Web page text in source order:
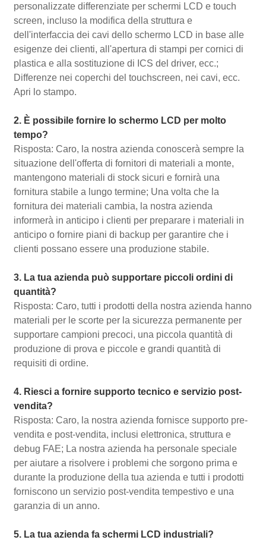
personalizzate differenziate per schermi LCD e touch
screen, incluso la modifica della struttura e
dell'interfaccia dei cavi dello schermo LCD in base alle
esigenze dei clienti, all'apertura di stampi per cornici di
plastica e alla sostituzione di ICS del driver, ecc.;
Differenze nei coperchi del touchscreen, nei cavi, ecc.
Apri lo stampo.
2. È possibile fornire lo schermo LCD per molto
tempo?
Risposta: Caro, la nostra azienda conoscerà sempre la
situazione dell'offerta di fornitori di materiali a monte,
mantengono materiali di stock sicuri e fornirà una
fornitura stabile a lungo termine; Una volta che la
fornitura dei materiali cambia, la nostra azienda
informerà in anticipo i clienti per preparare i materiali in
anticipo o fornire piani di backup per garantire che i
clienti possano essere una produzione stabile.
3. La tua azienda può supportare piccoli ordini di
quantità?
Risposta: Caro, tutti i prodotti della nostra azienda hanno
materiali per le scorte per la sicurezza permanente per
supportare campioni precoci, una piccola quantità di
produzione di prova e piccole e grandi quantità di
requisiti di ordine.
4. Riesci a fornire supporto tecnico e servizio post-
vendita?
Risposta: Caro, la nostra azienda fornisce supporto pre-
vendita e post-vendita, inclusi elettronica, struttura e
debug FAE; La nostra azienda ha personale speciale
per aiutare a risolvere i problemi che sorgono prima e
durante la produzione della tua azienda e tutti i prodotti
forniscono un servizio post-vendita tempestivo e una
garanzia di un anno.
5. La tua azienda fa schermi LCD industriali?